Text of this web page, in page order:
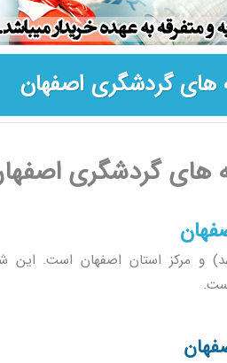
های گردشگری اصفهان
های گردشگری
) و مرکز استان اصفهاناست. این